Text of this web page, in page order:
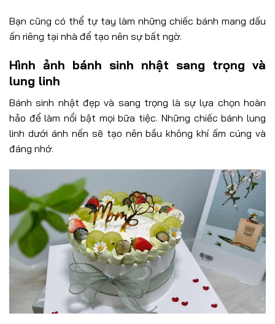
Bạn cũng có thể tự tay làm những chiếc bánh mang dấu
ấn riêng tại nhà để tạo nên sự bất ngờ.
Hình ảnh bánh sinh nhật sang trọng và
lung linh
Bánh sinh nhật đẹp và sang trọng là sự lựa chọn hoàn
hảo để làm nổi bật mọi bữa tiệc. Những chiếc bánh lung
linh dưới ánh nến sẽ tạo nên bầu không khí ấm cúng và
đáng nhớ.